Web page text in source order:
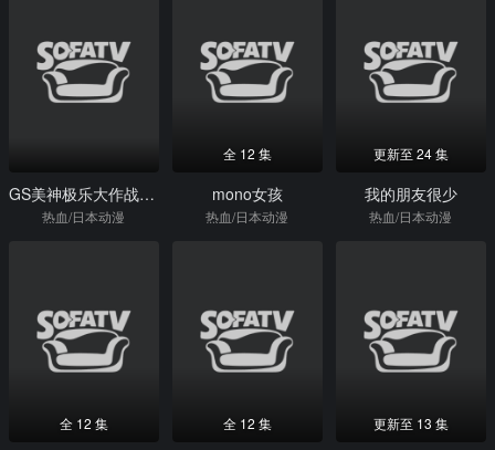
GS美神极乐大作战剧场版
热血/日本动漫
全 12 集
mono女孩
热血/日本动漫
更新至 24 集
我的朋友很少
热血/日本动漫
全 12 集 全 12 集 更新至 13 集